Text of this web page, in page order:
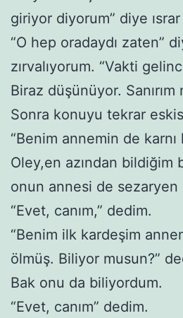
giriyor diyorum” diye
“O hep oradaydı zaten”
zırvalıyorum. “Vakti
Biraz düşünüyor. Sanırım
Sonra konuyu tekrar
“Benim annemin de karnı
Oley,en azından bildiğim
onun annesi de sezaryen
“Evet, canım,” dedim.
“Benim ilk kardeşim
ölmüş. Biliyor musun?”
Bak onu da biliyordum.
“Evet, canım” dedim.